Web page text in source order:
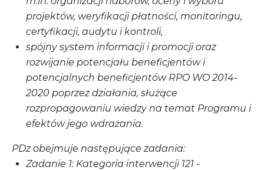
projektów, weryfikacji płatności, monitoringu,
certyfikacji, audytu i kontroli,
spójny system informacji i promocji oraz
rozwijanie potencjału beneficjentów i
potencjalnych beneficjentów RPO WO 2014-
2020 poprzez działania, służące
rozpropagowaniu wiedzy na temat Programu i
efektów jego wdrażania.
PDz obejmuje następujące zadania:
Zadanie 1: Kategoria interwencji 121 -